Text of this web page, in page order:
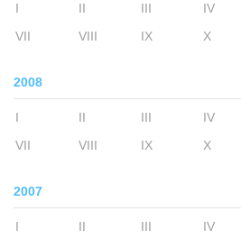
I II III IV
VII
VIII IX X
2008
I II III IV
VII
VIII IX X
2007
I II III IV